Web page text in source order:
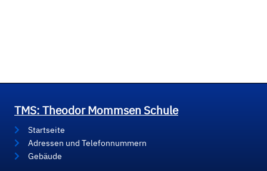
TMS: Theodor Mommsen Schule
Startseite
Adressen und Telefonnummern
Gebäude